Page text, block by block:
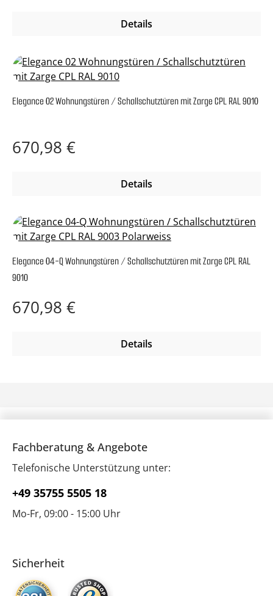
Details
Elegance 02 Wohnungstüren / Schallschutztüren mit Zarge CPL RAL 9010
Regulärer Preis:
670,98 €
Details
Elegance 04-Q Wohnungstüren / Schallschutztüren mit Zarge CPL RAL
9010
Regulärer Preis:
670,98 €
Details
Fachberatung & Angebote
Telefonische Unterstützung unter:
+49 35755 5505 18
Mo-Fr, 09:00 - 15:00 Uhr
Sicherheit